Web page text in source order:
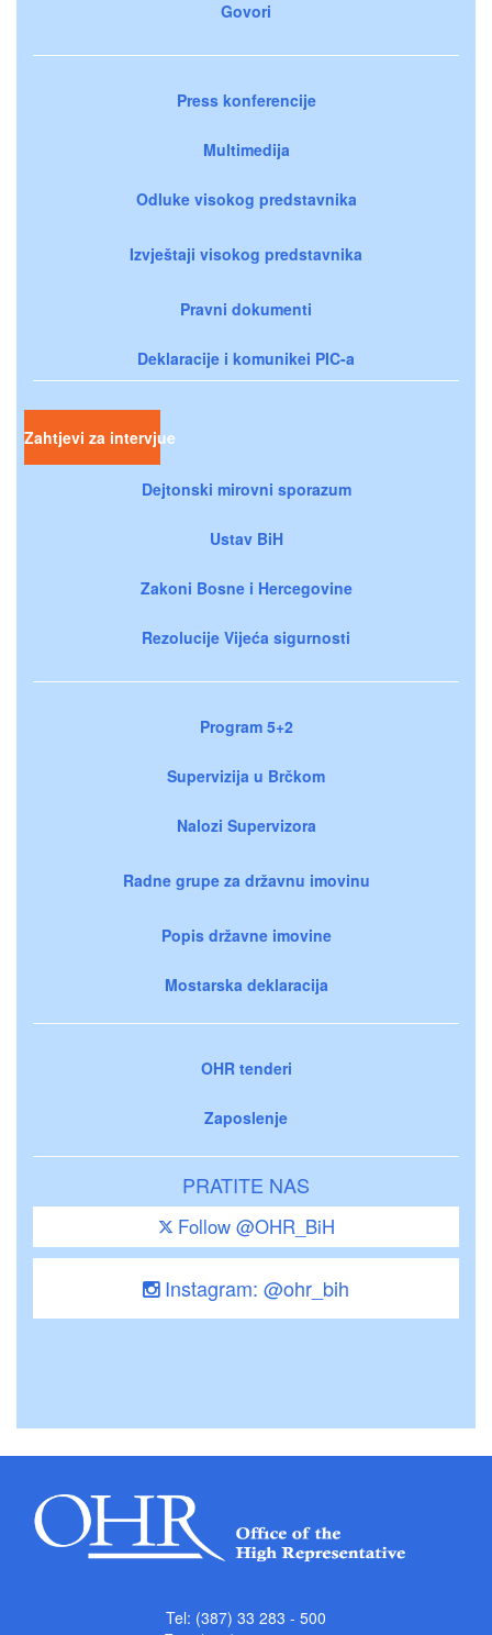
Govori
Press konferencije
Multimedija
Odluke visokog predstavnika
Izvještaji visokog predstavnika
Pravni dokumenti
Deklaracije i komunikei PIC-a
Zahtjevi za intervjue
Dejtonski mirovni sporazum
Ustav BiH
Zakoni Bosne i Hercegovine
Rezolucije Vijeća sigurnosti
Program 5+2
Supervizija u Brčkom
Nalozi Supervizora
Radne grupe za državnu imovinu
Popis državne imovine
Mostarska deklaracija
OHR tenderi
Zaposlenje
PRATITE NAS
Follow @OHR_BiH
Instagram: @ohr_bih
Tel: (387) 33 283 - 500